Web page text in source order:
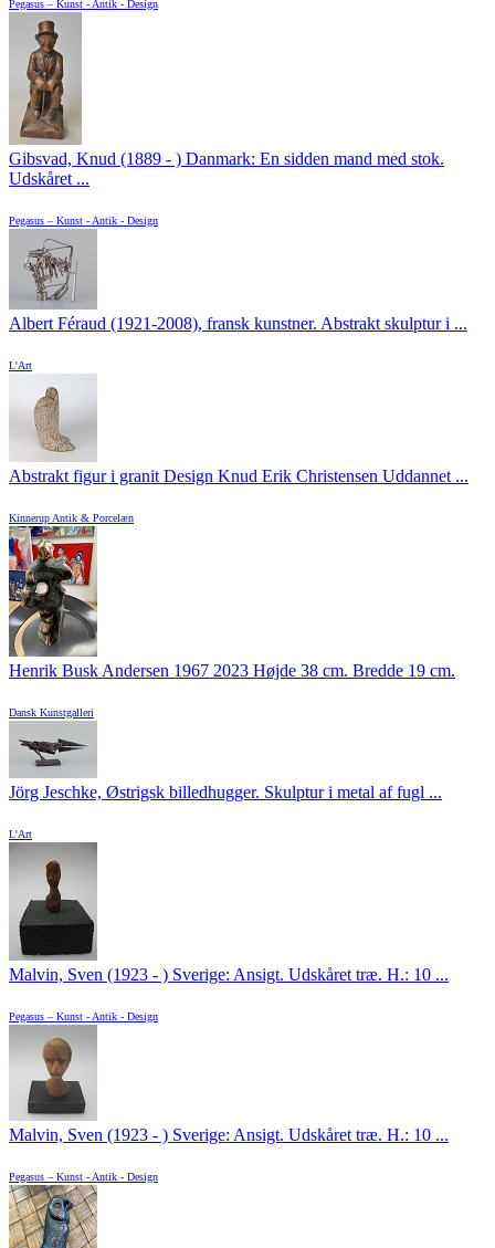
Pegasus – Kunst - Antik - Design
Gibsvad, Knud (1889 - ) Danmark: En sidden mand med stok.
Udskåret ...
Pegasus – Kunst - Antik - Design
Albert Féraud (1921-2008), fransk kunstner. Abstrakt skulptur i ...
L'Art
Abstrakt figur i granit Design Knud Erik Christensen Uddannet ...
Kinnerup Antik & Porcelæn
Henrik Busk Andersen 1967 2023 Højde 38 cm. Bredde 19 cm.
Dansk Kunstgalleri
Jörg Jeschke, Østrigsk billedhugger. Skulptur i metal af fugl ...
L'Art
Malvin, Sven (1923 - ) Sverige: Ansigt. Udskåret træ. H.: 10 ...
Pegasus – Kunst - Antik - Design
Malvin, Sven (1923 - ) Sverige: Ansigt. Udskåret træ. H.: 10 ...
Pegasus – Kunst - Antik - Design